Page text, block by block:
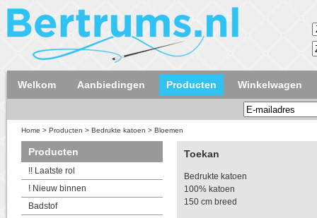
Welkom Aanbiedingen Producten Winkelwagen
Home > Producten > Bedrukte katoen > Bloemen
Producten
!! Laatste rol
! Nieuw binnen
Badstof
Toekan
Bedrukte katoen
100% katoen
150 cm breed